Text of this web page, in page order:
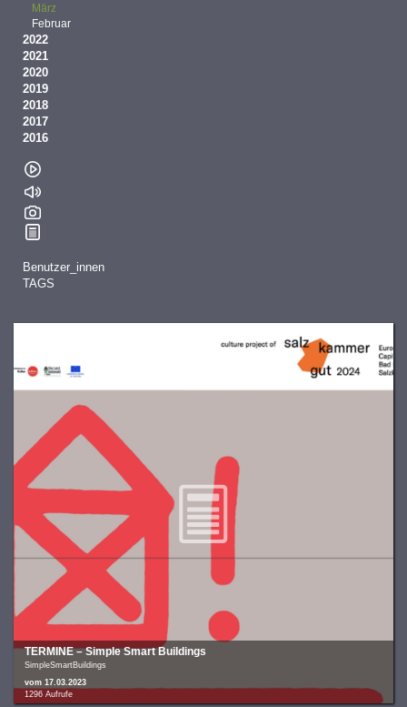
TERMINE – Simple Smart Buildings
SimpleSmartBuildings
vom 17.03.2023
1296 Aufrufe
März
Februar
2022
2021
2020
2019
2018
2017
2016
Benutzer_innen
TAGS